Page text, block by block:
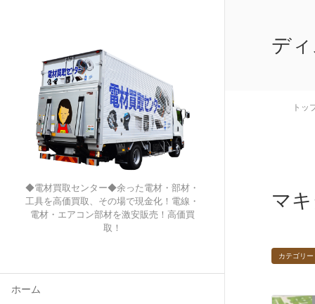
◆電材買取センター◆余った電材・部材・
工具を高価買取、その場で現金化！電線・
電材・エアコン部材を激安販売！高価買
取！
ホーム
デ
トッ
マ
カテゴリー